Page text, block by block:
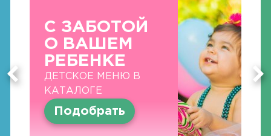
С ЗАБОТОЙ
О ВАШЕМ
РЕБЕНКЕ
ДЕТСКОЕ МЕНЮ В
КАТАЛОГЕ
Подобрать